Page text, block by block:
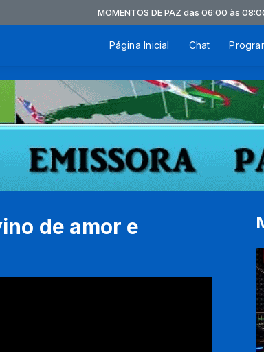
MOMENTOS DE PAZ das 06:00 às 08:00 -
Página Inicial Chat
de amor e